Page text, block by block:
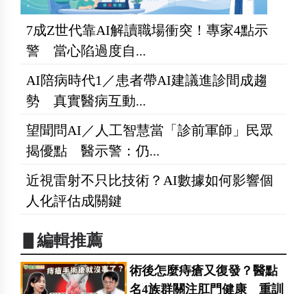
7成Z世代靠AI解讀職場衝突！專家4點示
警 當心陷過度自...
AI陪病時代1／患者帶AI建議進診間成趨
勢 真實醫病互動...
望聞問AI／人工智慧當「診前軍師」民眾
揭優點 醫示警：仍...
近視雷射不只比技術？AI數據如何影響個
人化評估成關鍵
▋編輯推薦
術後怎麼痔瘡又復發？醫點
名4族群關注肛門健康 重訓